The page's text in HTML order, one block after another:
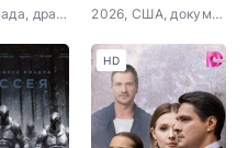
2023, Канада, драма, мелодрама
2026, США, документальный, биография
HD